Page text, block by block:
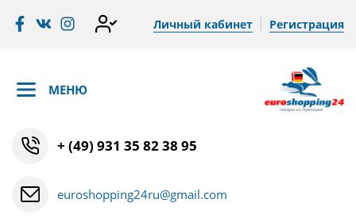
Личный кабинет Регистрация
МЕНЮ
+ (49) 931 35 82 38 95
euroshopping24ru@gmail.com